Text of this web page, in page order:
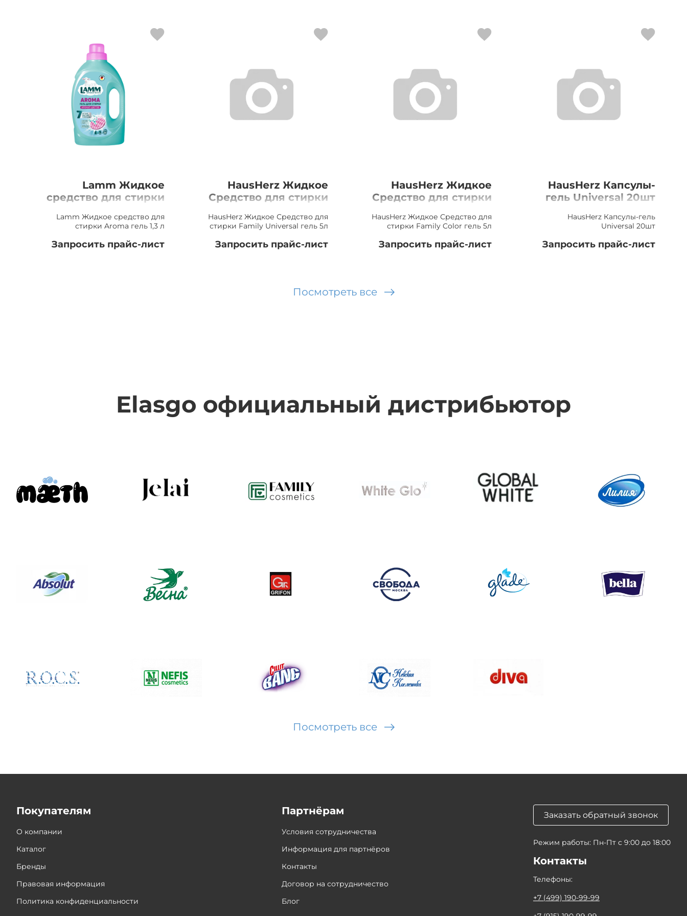
Lamm Жидкое
средство для стирки
Lamm Жидкое средство для
стирки Aroma гель 1,3 л
Запросить прайс-лист
HausHerz Жидкое
Средство для стирки
5л
HausHerz Жидкое Средство для
стирки Family Universal гель 5л
Запросить прайс-лист
HausHerz Жидкое
Средство для стирки
HausHerz Жидкое Средство для
стирки Family Color гель 5л
Запросить прайс-лист
HausHerz Капсулы-
гель Universal 20шт
HausHerz Капсулы-гель
Universal 20шт
Запросить прайс-лист
Посмотреть все
Elasgo официальный дистрибьютор
Посмотреть все
Покупателям
О компании
Каталог
Бренды
Правовая информация
Политика конфиденциальности
Партнёрам
Условия сотрудничества
Информация для партнёров
Контакты
Договор на сотрудничество
Блог
Заказать обратный звонок
Режим работы: Пн-Пт с 9:00 до 18:00
Контакты
Телефоны:
+7 (499) 190-99-99